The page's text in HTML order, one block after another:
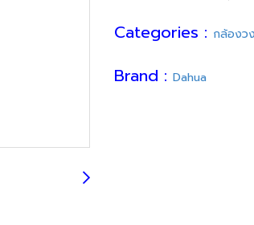
Categories : กล้องว
Brand : Dahua